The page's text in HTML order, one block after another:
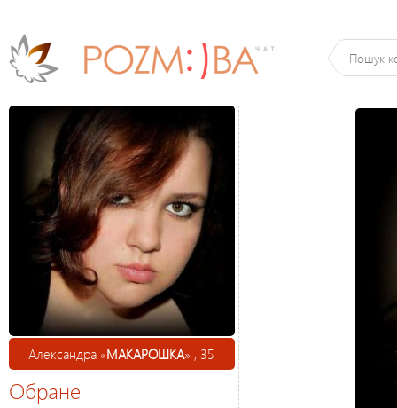
Александра «МАКАРОШКА» , 35
Обране